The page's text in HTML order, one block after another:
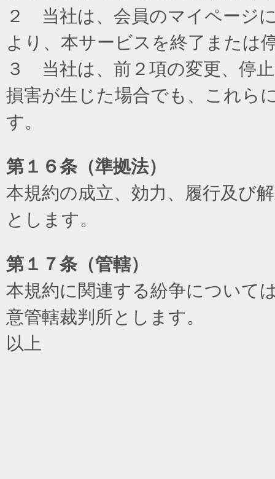
２ 当社は、会員のマイページ
より、本サービスを終了または
３ 当社は、前２項の変更、停
損害が生じた場合でも、これら
す。
第１６条（準拠法）
本規約の成立、効力、履行及び
とします。
第１７条（管轄）
本規約に関連する紛争について
意管轄裁判所とします。
以上